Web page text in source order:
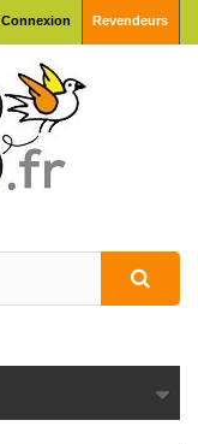
Connexion Revendeurs